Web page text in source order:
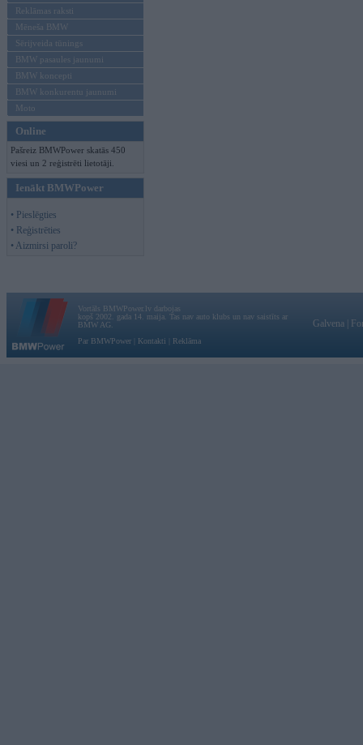
Reklāmas raksti
Mēneša BMW
Sērijveida tūnings
BMW pasaules jaunumi
BMW koncepti
BMW konkurentu jaunumi
Moto
Online
Pašreiz BMWPower skatās 450
viesi un 2 reģistrēti lietotāji.
Ienākt BMWPower
• Pieslēgties
• Reģistrēties
• Aizmirsi paroli?
Vortāls BMWPower.lv darbojas
kopš 2002. gada 14. maija. Tas nav auto klubs un nav saistīts ar
BMW AG.
Par BMWPower
Kontakti Reklāma
Galvena